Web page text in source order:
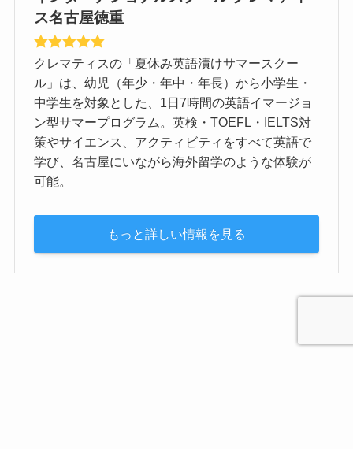
ス名古屋徳重
クレマティスの「夏休み英語漬けサマースクー
ル」は、幼児（年少・年中・年長）から小学生・
中学生を対象とした、1日7時間の英語イマージョ
ン型サマープログラム。英検・TOEFL・IELTS対
策やサイエンス、アクティビティをすべて英語で
学び、名古屋にいながら海外留学のような体験が
可能。
もっと詳しい情報を見る